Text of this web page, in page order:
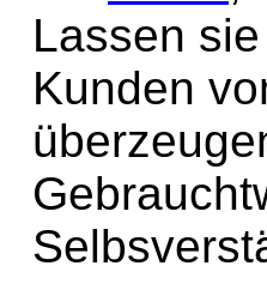
Lassen
Kunden